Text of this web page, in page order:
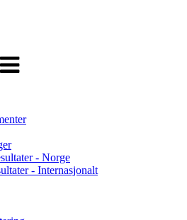
navigasjon
- Norge
- Internasjonalt